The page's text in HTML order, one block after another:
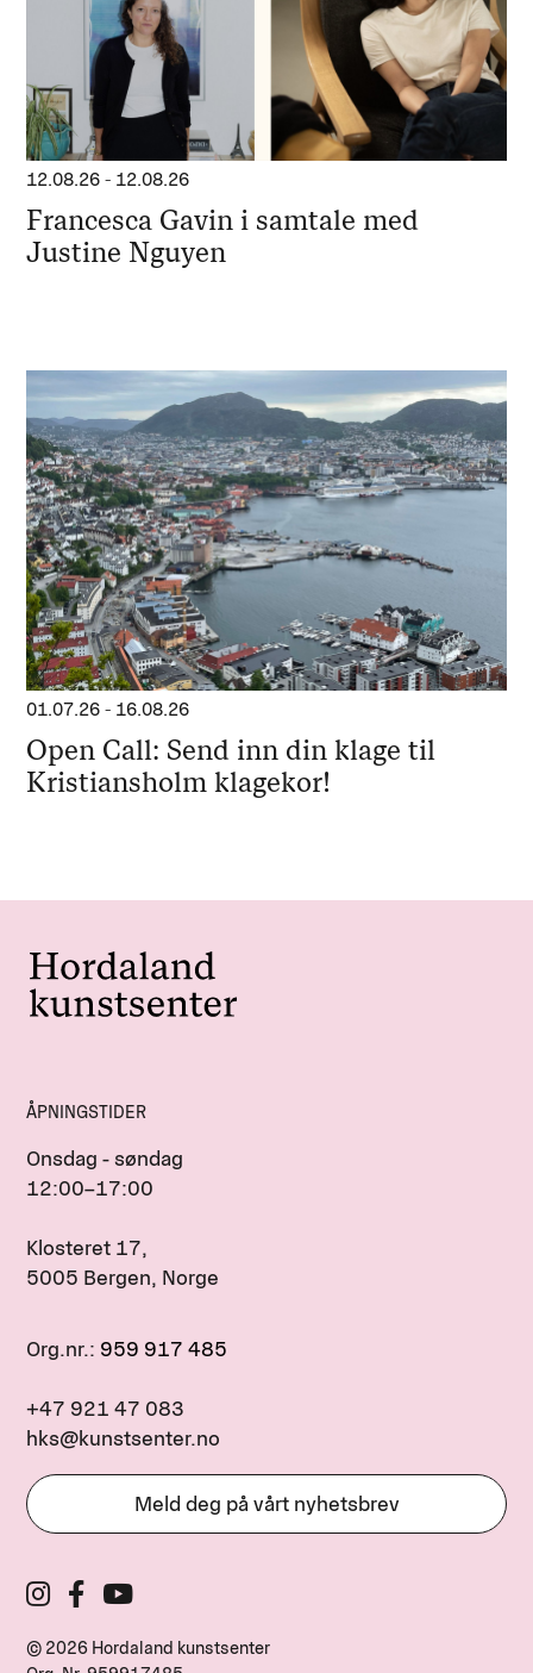
12.08.26 - 12.08.26
Francesca Gavin i samtale med
Justine Nguyen
01.07.26 - 16.08.26
Open Call: Send inn din klage til
Kristiansholm klagekor!
ÅPNINGSTIDER
Onsdag - søndag
12:00–17:00
Klosteret 17,
5005 Bergen, Norge
Org.nr.: 959 917 485
+47 921 47 083
hks@kunstsenter.no
Meld deg på vårt nyhetsbrev
© 2026 Hordaland kunstsenter